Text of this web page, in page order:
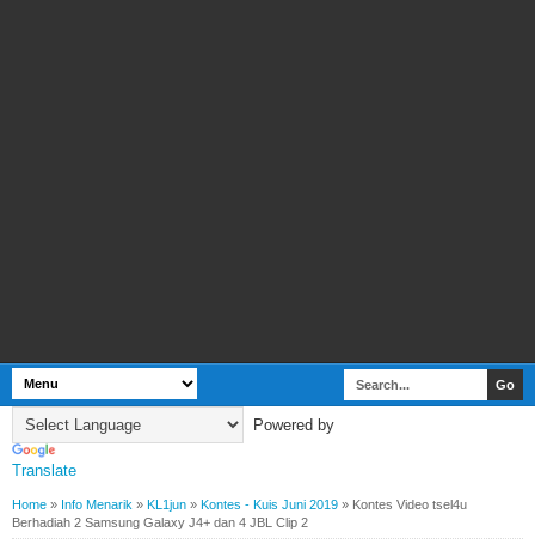
Powered by
Translate
Home » Info Menarik » KL1jun » Kontes - Kuis Juni 2019 » Kontes Video tsel4u
Berhadiah 2 Samsung Galaxy J4+ dan 4 JBL Clip 2